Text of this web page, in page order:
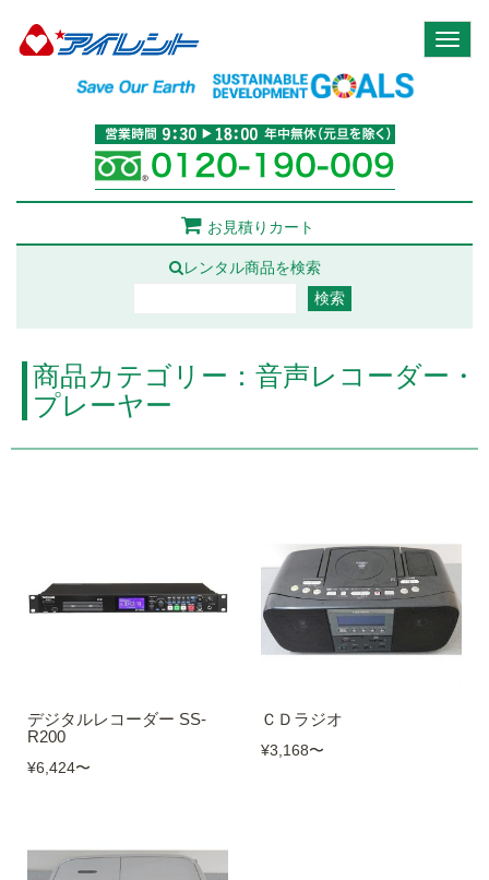
お見積りカート
レンタル商品を検索
商品カテゴリー：音声レコーダー・
プレーヤー
デジタルレコーダー SS-
R200
¥6,424〜
ＣＤラジオ
¥3,168〜